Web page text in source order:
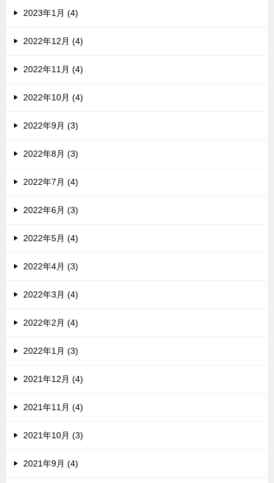
2023年1月 (4)
2022年12月 (4)
2022年11月 (4)
2022年10月 (4)
2022年9月 (3)
2022年8月 (3)
2022年7月 (4)
2022年6月 (3)
2022年5月 (4)
2022年4月 (3)
2022年3月 (4)
2022年2月 (4)
2022年1月 (3)
2021年12月 (4)
2021年11月 (4)
2021年10月 (3)
2021年9月 (4)